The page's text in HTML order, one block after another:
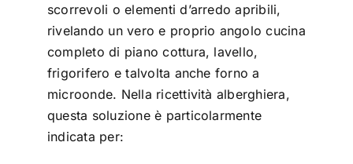
scorrevoli o elementi d’arredo apribili,
rivelando un vero e proprio angolo cucina
completo di piano cottura, lavello,
frigorifero e talvolta anche forno a
microonde. Nella ricettività alberghiera,
questa soluzione è particolarmente
indicata per: